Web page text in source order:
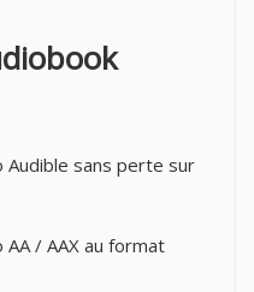
Audible sans perte sur
/ AAX au format